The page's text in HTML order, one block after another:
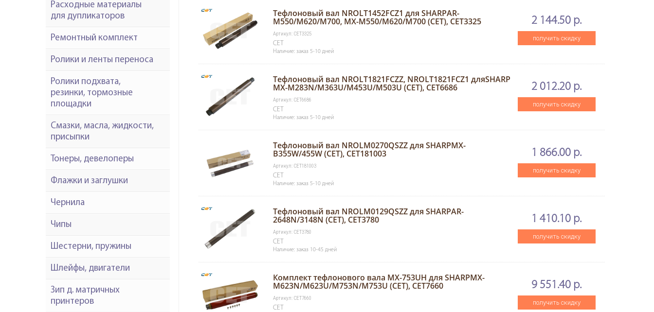
Тефлоновый вал NROLT1452FCZ1 для SHARPAR-
M550/M620/M700, MX-M550/M620/M700 (CET), CET3325
Артикул: CET3325
CET
Наличие: заказ 5-10 дней
2 144.50 р.
получить скидку
Тефлоновый вал NROLT1821FCZZ, NROLT1821FCZ1 дляSHARP
MX-M283N/M363U/M453U/M503U (CET), CET6686
Артикул: CET6686
CET
Наличие: заказ 5-10 дней
2 012.20 р.
получить скидку
Тефлоновый вал NROLM0270QSZZ для SHARPMX-
B355W/455W (CET), CET181003
Артикул: CET181003
CET
Наличие: заказ 5-10 дней
1 866.00 р.
получить скидку
Тефлоновый вал NROLM0129QSZZ для SHARPAR-
2648N/3148N (CET), CET3780
Артикул: CET3780
CET
Наличие: заказ 10-45 дней
1 410.10 р.
получить скидку
Комплект тефлонового вала MX-753UH для SHARPMX-
M623N/M623U/M753N/M753U (CET), CET7660
Артикул: CET7660
CET
9 551.40 р.
получить скидку
Расходные материалы
для дупликаторов
Ремонтный комплект
Ролики и ленты переноса
Ролики подхвата,
резинки, тормозные
площадки
Смазки, масла, жидкости,
присыпки
Тонеры, девелоперы
Флажки и заглушки
Чернила
Чипы
Шестерни, пружины
Шлейфы, двигатели
Зип д. матричных
принтеров